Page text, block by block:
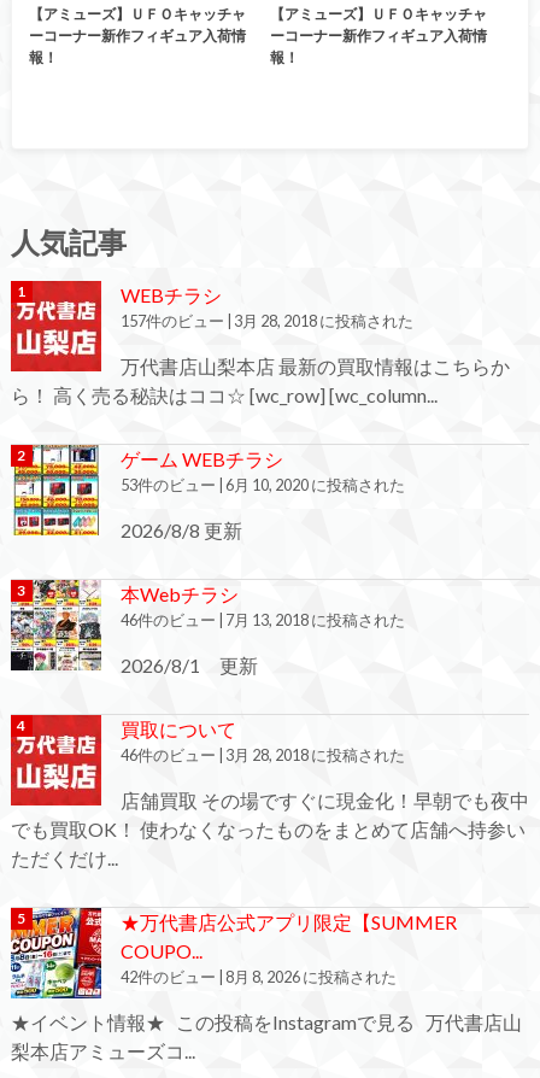
【アミューズ】ＵＦＯキャッチャ
ーコーナー新作フィギュア入荷情
報！
【アミューズ】ＵＦＯキャッチャ
ーコーナー新作フィギュア入荷情
報！
人気記事
WEBチラシ
157件のビュー 3月 28, 2018 に投稿された
万代書店山梨本店 最新の買取情報はこちらか
ら！ 高く売る秘訣はココ☆ [wc_row] [wc_column...
ゲーム WEBチラシ
53件のビュー 6月 10, 2020 に投稿された
2026/8/8 更新
本Webチラシ
46件のビュー 7月 13, 2018 に投稿された
2026/8/1 更新
買取について
46件のビュー 3月 28, 2018 に投稿された
店舗買取 その場ですぐに現金化！早朝でも夜中
でも買取OK！ 使わなくなったものをまとめて店舗へ持参い
ただくだけ...
★万代書店公式アプリ限定【SUMMER
COUPO...
42件のビュー 8月 8, 2026 に投稿された
★イベント情報★ この投稿をInstagramで見る 万代書店山
梨本店アミューズコ...